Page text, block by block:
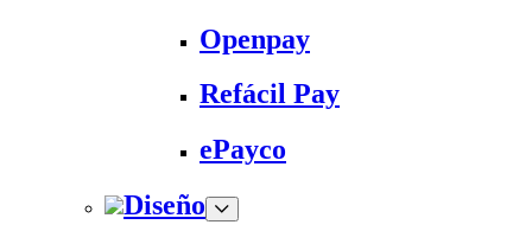
Openpay
Refácil Pay
ePayco
Diseño